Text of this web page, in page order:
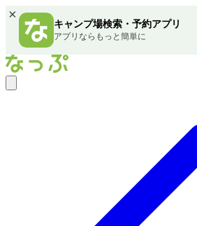
×
キャンプ場検索・予約アプリ
アプリならもっと簡単に